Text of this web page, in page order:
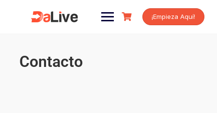
¡Empieza Aquí!
Contacto